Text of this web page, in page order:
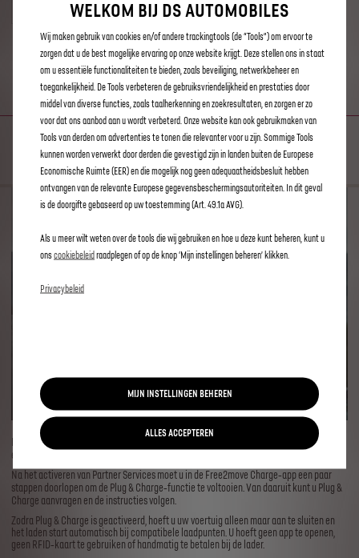
PARTNER SERVICES
PLUG & CHARGE
De Plug & Charge‑dienst maakt openbaar laden eenvoudig en automatisch, in slechts
enkele stappen.
Na het activeren van Partner Services moet u in de Free2move Charge‑app een paar
stappen doorlopen om de Plug & Charge‑functie te voltooien. Van daaruit kunt u Plug &
Charge aanvragen en de instructies volgen.
Zodra Plug & Charge is geactiveerd, hoeft u uw voertuig alleen maar aan te sluiten en
het laden start automatisch bij compatibele laadpunten. U hoeft geen app te openen,
geen RFID‑kaart te gebruiken of handmatig te betalen bij de lader.
WELKOM BIJ DS AUTOMOBILES
Wij maken gebruik van cookies en/of andere trackingtools (de “Tools”) om ervoor te
zorgen dat u de best mogelijke ervaring op onze website krijgt. Deze stellen ons in staat
om u essentiële functionaliteiten te bieden, zoals beveiliging, netwerkbeheer en
toegankelijkheid. De Tools verbeteren de gebruiksvriendelijkheid en prestaties door
middel van diverse functies, zoals taalherkenning en zoekresultaten, en zorgen er zo
voor dat ons aanbod aan u wordt verbeterd. Onze website kan ook gebruikmaken van
Tools van derden om advertenties te tonen die relevanter voor u zijn. Sommige Tools
kunnen worden verwerkt door derden die gevestigd zijn in landen buiten de Europese
Economische Ruimte (EER) en die mogelijk nog geen adequaatheidsbesluit hebben
ontvangen van de relevante Europese gegevensbeschermingsautoriteiten. In dit geval
is de doorgifte gebaseerd op uw toestemming (Art. 49.1a AVG).
Als u meer wilt weten over de tools die wij gebruiken en hoe u deze kunt beheren, kunt u
onscookiebeleid raadplegen of op de knop ‘Mijn instellingen beheren’ klikken.
Privacybeleid
MIJN INSTELLINGEN BEHEREN
ALLES ACCEPTEREN